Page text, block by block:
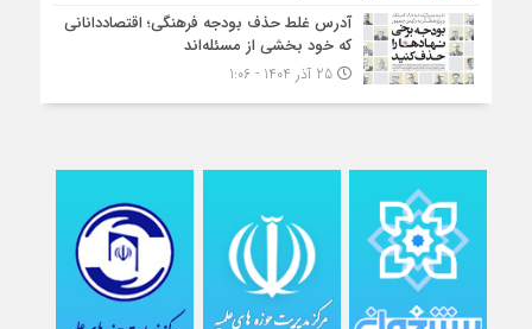
آدرس غلط حذف بودجه فرهنگی؛ اقتصاددانانی
که خود بخشی از مسئله‌اند
25 آذر 1404 - 1:06